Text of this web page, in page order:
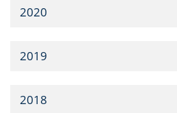
2020
2019
2018